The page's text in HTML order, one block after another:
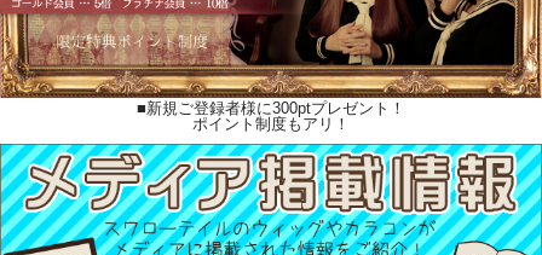
■新規ご登録者様に300ptプレゼント！
ポイント制度もアリ！